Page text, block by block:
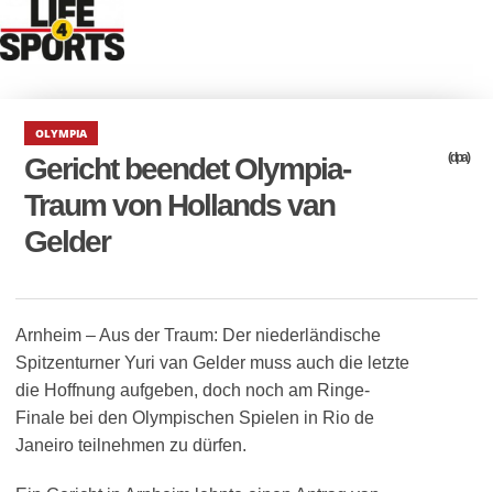
OLYMPIA
Gericht beendet Olympia-
Traum von Hollands van
Gelder
(dpa)
Arnheim – Aus der Traum: Der niederländische
Spitzenturner Yuri van Gelder muss auch die letzte
die Hoffnung aufgeben, doch noch am Ringe-
Finale bei den Olympischen Spielen in Rio de
Janeiro teilnehmen zu dürfen.